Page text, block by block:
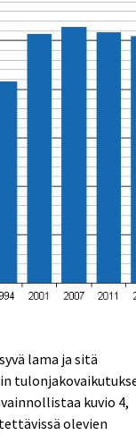
lama ja sitä
kuvio 4,
olevien